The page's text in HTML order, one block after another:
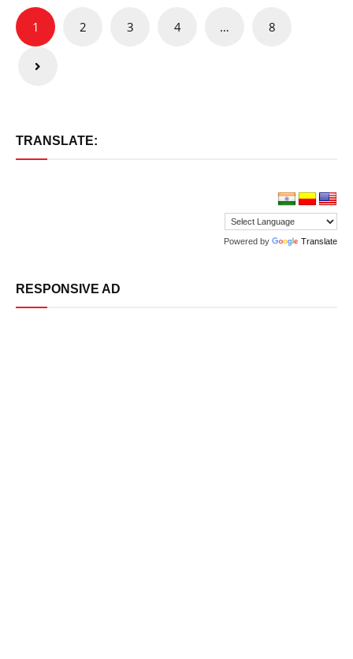
Posts
pagination
1 2 3 4 … 8
TRANSLATE:
Powered by Translate
RESPONSIVE AD